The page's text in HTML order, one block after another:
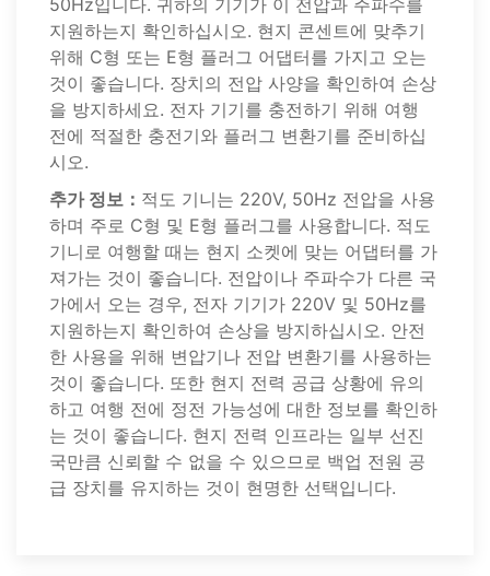
50Hz입니다. 귀하의 기기가 이 전압과 주파수를
지원하는지 확인하십시오. 현지 콘센트에 맞추기
위해 C형 또는 E형 플러그 어댑터를 가지고 오는
것이 좋습니다. 장치의 전압 사양을 확인하여 손상
을 방지하세요. 전자 기기를 충전하기 위해 여행
전에 적절한 충전기와 플러그 변환기를 준비하십
시오.
추가 정보： 적도 기니는 220V, 50Hz 전압을 사용
하며 주로 C형 및 E형 플러그를 사용합니다. 적도
기니로 여행할 때는 현지 소켓에 맞는 어댑터를 가
져가는 것이 좋습니다. 전압이나 주파수가 다른 국
가에서 오는 경우, 전자 기기가 220V 및 50Hz를
지원하는지 확인하여 손상을 방지하십시오. 안전
한 사용을 위해 변압기나 전압 변환기를 사용하는
것이 좋습니다. 또한 현지 전력 공급 상황에 유의
하고 여행 전에 정전 가능성에 대한 정보를 확인하
는 것이 좋습니다. 현지 전력 인프라는 일부 선진
국만큼 신뢰할 수 없을 수 있으므로 백업 전원 공
급 장치를 유지하는 것이 현명한 선택입니다.